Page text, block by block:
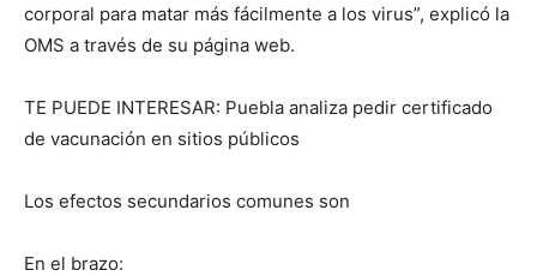
corporal para matar más fácilmente a los virus”, explicó la
OMS a través de su página web.
TE PUEDE INTERESAR: Puebla analiza pedir certificado
de vacunación en sitios públicos
Los efectos secundarios comunes son
En el brazo: